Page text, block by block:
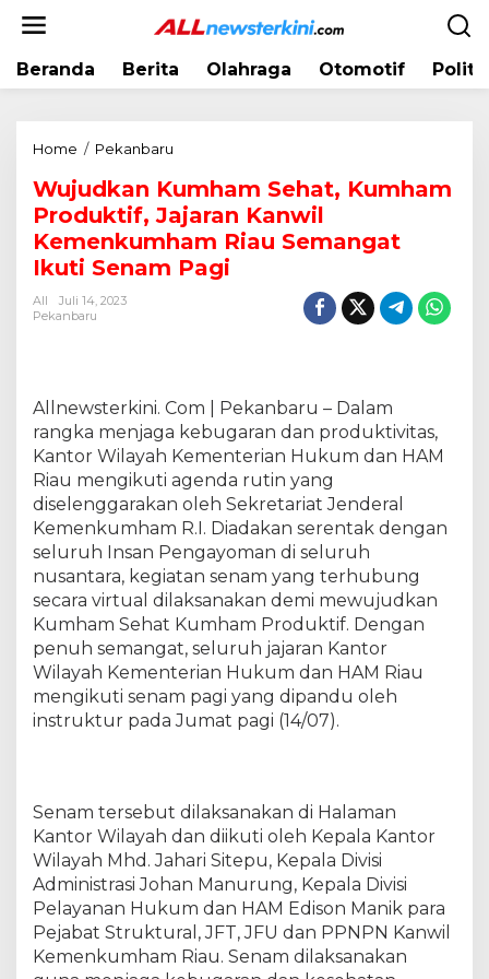
Beranda Berita Olahraga Otomotif
Home / Pekanbaru
j
u
d
k
a
a
m
S
e
h
,
K
u
m
h
a
m
P
k
t
i
f
,
J
a
Wujudkan Kumham Sehat, Kumham
Produktif, Jajaran Kanwil
Kemenkumham Riau Semangat
Ikuti Senam Pagi
All
Juli 14, 2023
Pekanbaru
Allnewsterkini. Com | Pekanbaru – Dalam
rangka menjaga kebugaran dan produktivitas,
Kantor Wilayah Kementerian Hukum dan HAM
Riau mengikuti agenda rutin yang
diselenggarakan oleh Sekretariat Jenderal
Kemenkumham R.I. Diadakan serentak dengan
seluruh Insan Pengayoman di seluruh
nusantara, kegiatan senam yang terhubung
secara virtual dilaksanakan demi mewujudkan
Kumham Sehat Kumham Produktif. Dengan
penuh semangat, seluruh jajaran Kantor
Wilayah Kementerian Hukum dan HAM Riau
mengikuti senam pagi yang dipandu oleh
instruktur pada Jumat pagi (14/07).
Senam tersebut dilaksanakan di Halaman
Kantor Wilayah dan diikuti oleh Kepala Kantor
Wilayah Mhd. Jahari Sitepu, Kepala Divisi
Administrasi Johan Manurung, Kepala Divisi
Pelayanan Hukum dan HAM Edison Manik para
Pejabat Struktural, JFT, JFU dan PPNPN Kanwil
Kemenkumham Riau. Senam dilaksanakan